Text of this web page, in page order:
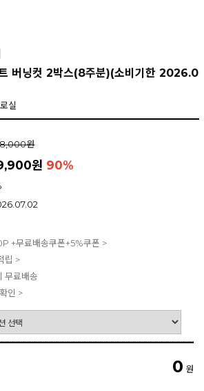
버닝컷 2박스(8주분)(소비기한 2026.0
실
원
원 90%
+무료배송쿠폰+5%쿠폰 >
립 >
무료배송
인 >
0 원